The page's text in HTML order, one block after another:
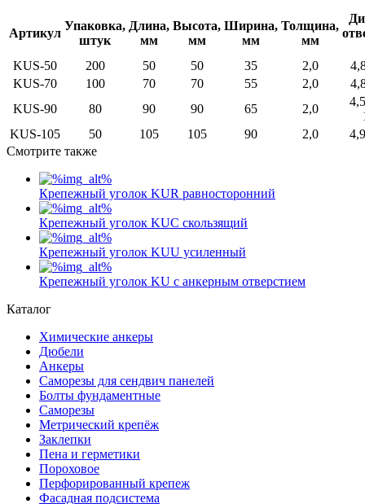
Артикул
Упаковка,
штук
Длина,
мм
Высота,
мм
Ширина,
мм
Толщина,
мм
KUS-50 200 50 50 35 2,0
KUS-70
100 70 70 55 2,0
KUS-90
80 90 90 65 2,0
KUS-105
50 105 105 90 2,0
Смотрите также
Крепежный уголок KUR равносторонний
Крепежный уголок KUC скользящий
Крепежный уголок KUU усиленный
Крепежный уголок KU c анкерным отверстием
Каталог
Химические анкеры
Дюбели
Анкеры
Саморезы для сендвич панелей
Болты фундаментные
Саморезы
Метрический крепёж
Заклепки
Пена и герметики
Пороховое
Перфорированный крепеж
Фасадная подсистема